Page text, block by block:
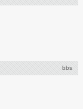
bbs